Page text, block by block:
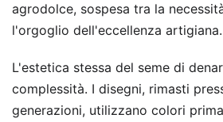
agrodolce, sospesa tra la
l'orgoglio dell'eccellenza artigiana.
L'estetica stessa del seme di
complessità. I disegni, rimasti
generazioni, utilizzano colori